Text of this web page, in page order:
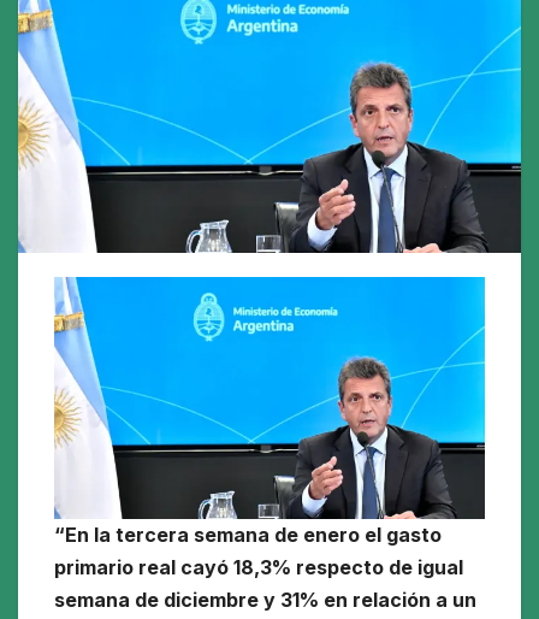
“En la tercera semana de enero el gasto
primario real cayó 18,3% respecto de igual
semana de diciembre y 31% en relación a un